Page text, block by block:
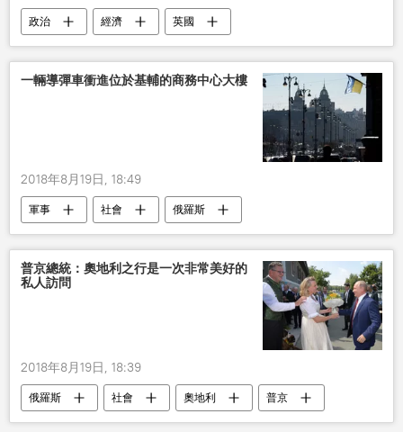
政治 經濟 英國
一輛導彈車衝進位於基輔的商務中心大樓
2018年8月19日, 18:49
軍事 社會 俄羅斯
普京總統：奧地利之行是一次非常美好的
私人訪問
2018年8月19日, 18:39
俄羅斯 社會 奧地利
普京
訪問